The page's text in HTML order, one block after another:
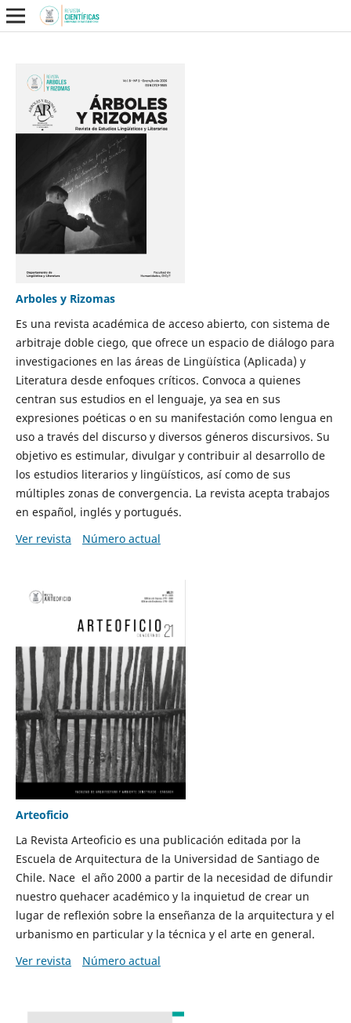
Arboles y Rizomas
Es una revista académica de acceso abierto, con sistema de
arbitraje doble ciego, que ofrece un espacio de diálogo para
investigaciones en las áreas de Lingüística (Aplicada) y
Literatura desde enfoques críticos. Convoca a quienes
centran sus estudios en el lenguaje, ya sea en sus
expresiones poéticas o en su manifestación como lengua en
uso a través del discurso y diversos géneros discursivos. Su
objetivo es estimular, divulgar y contribuir al desarrollo de
los estudios literarios y lingüísticos, así como de sus
múltiples zonas de convergencia. La revista acepta trabajos
en español, inglés y portugués.
Ver revista
Número actual
Arteoficio
La Revista Arteoficio es una publicación editada por la
Escuela de Arquitectura de la Universidad de Santiago de
Chile. Nace el año 2000 a partir de la necesidad de difundir
nuestro quehacer académico y la inquietud de crear un
lugar de reflexión sobre la enseñanza de la arquitectura y el
urbanismo en particular y la técnica y el arte en general.
Ver revista
Número actual